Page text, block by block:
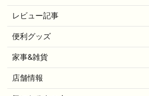
レビュー記事
便利グッズ
家事&雑貨
店舗情報